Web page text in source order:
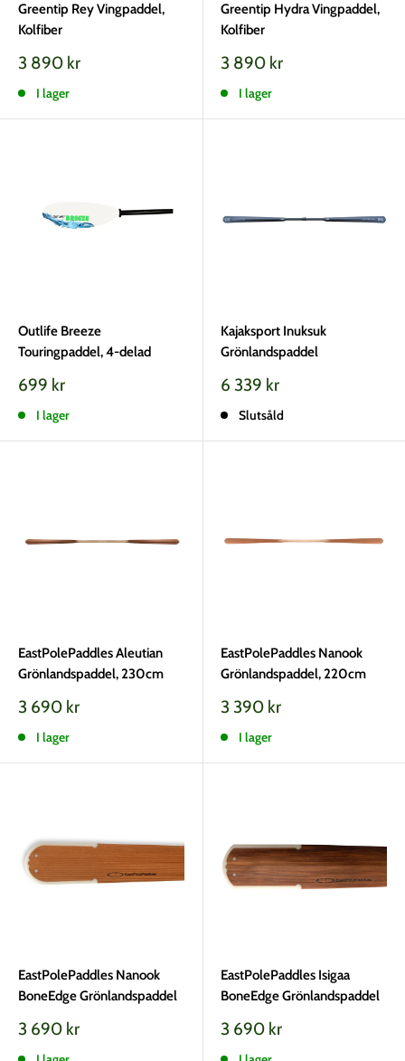
Greentip Rey Vingpaddel,
Kolfiber
Vårt
3 890 kr
I lager
Greentip Hydra Vingpaddel,
Kolfiber
Vårt
3 890 kr
I lager
Outlife Breeze
Touringpaddel, 4-delad
Vårt
699 kr
I lager
Kajaksport Inuksuk
Grönlandspaddel
Vårt
6 339 kr
Slutsåld
EastPolePaddles Aleutian
Grönlandspaddel, 230cm
Vårt
3 690 kr
I lager
EastPolePaddles Nanook
Grönlandspaddel, 220cm
Vårt
3 390 kr
I lager
EastPolePaddles Nanook
BoneEdge Grönlandspaddel
Vårt
3 690 kr
EastPolePaddles Isigaa
BoneEdge Grönlandspaddel
Vårt
3 690 kr